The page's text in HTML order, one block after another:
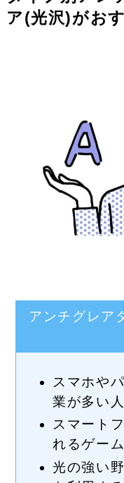
ア(光沢)がお
アンチグレア
スマホや
業が多い人
スマート
れるゲー
光の強い